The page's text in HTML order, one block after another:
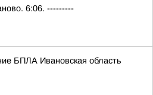
6:06. ---------
БПЛА Ивановская область